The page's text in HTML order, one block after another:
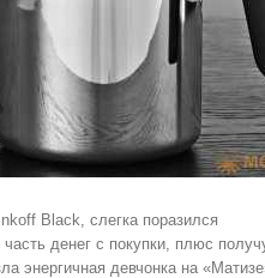
Black, слегка поразился
денег с покупки, плюс
энергичная девчонка на